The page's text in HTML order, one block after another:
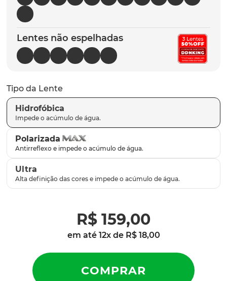
Lentes não espelhadas
Tipo da Lente
Hidrofóbica
Polarizada
Ultra
R$ 159,00
em até 12x de R$ 18,00
6º t-shock
7º latch
8º gasket
9º parafusos